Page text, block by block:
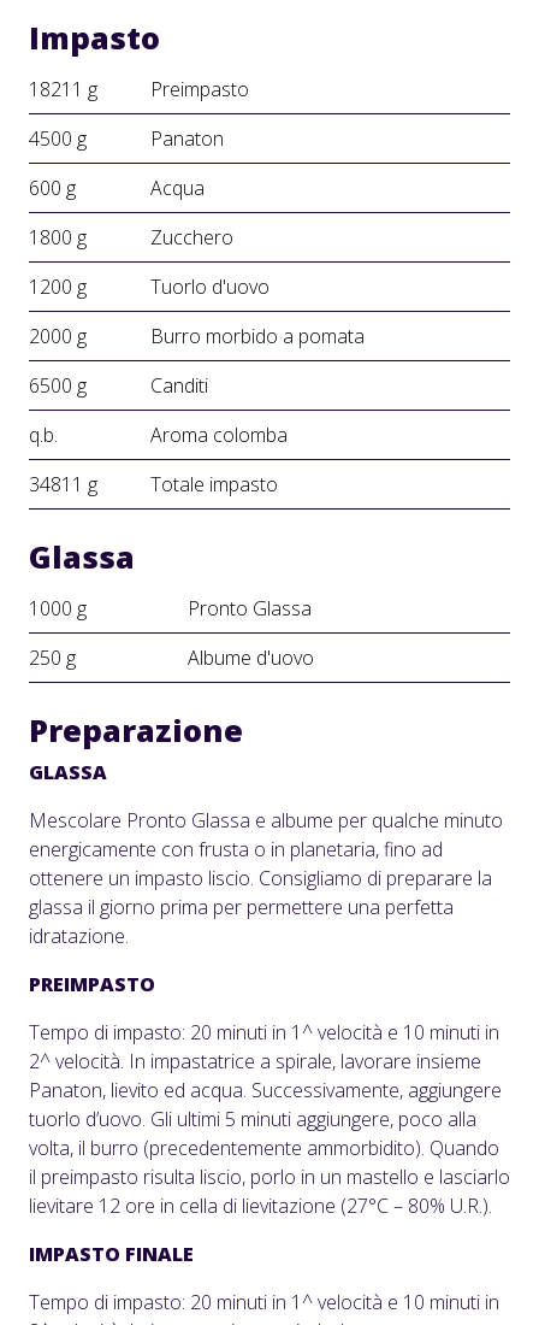
Impasto
18211 g
Preimpasto
4500 g
Panaton
600 g
Acqua
1800 g
Zucchero
1200 g
Tuorlo d'uovo
2000 g
Burro morbido a pomata
6500 g
Canditi
q.b.
Aroma colomba
34811 g
Totale impasto
Glassa
1000 g
Pronto Glassa
250 g
Albume d'uovo
Preparazione
GLASSA
Mescolare Pronto Glassa e albume per qualche minuto
energicamente con frusta o in planetaria, fino ad
ottenere un impasto liscio. Consigliamo di preparare la
glassa il giorno prima per permettere una perfetta
idratazione.
PREIMPASTO
Tempo di impasto: 20 minuti in 1^ velocità e 10 minuti in
2^ velocità. In impastatrice a spirale, lavorare insieme
Panaton, lievito ed acqua. Successivamente, aggiungere
tuorlo d’uovo. Gli ultimi 5 minuti aggiungere, poco alla
volta, il burro (precedentemente ammorbidito). Quando
il preimpasto risulta liscio, porlo in un mastello e lasciarlo
lievitare 12 ore in cella di lievitazione (27°C – 80% U.R.).
IMPASTO FINALE
Tempo di impasto: 20 minuti in 1^ velocità e 10 minuti in